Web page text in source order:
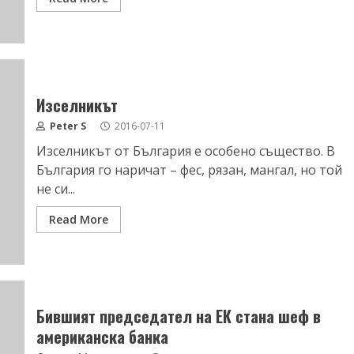
Изселникът
Peter S 2016-07-11
Изселникът от България е особено същество. В
България го наричат – фес, рязан, мангал, но той
не си...
Read More
Бившият председател на ЕК стана шеф в
американска банка